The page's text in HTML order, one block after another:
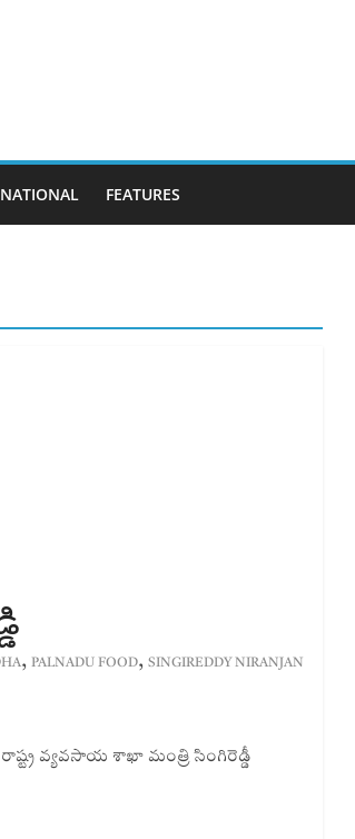
NATIONAL FEATURES
, PALNADU FOOD, SINGIREDDY NIRANJAN
వ్యవసాయ శాఖా మంత్రి సింగిరెడ్డీ